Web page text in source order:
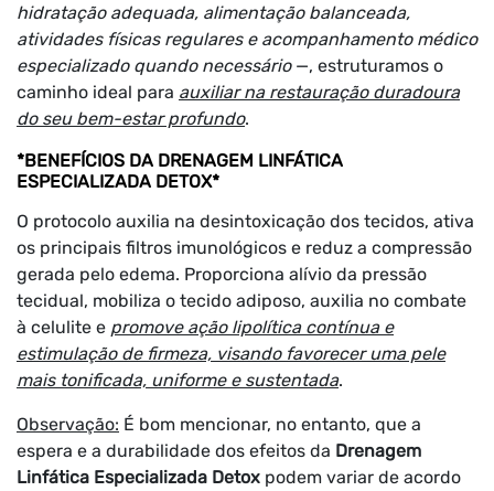
hidratação adequada, alimentação balanceada,
atividades físicas regulares e acompanhamento médico
especializado quando necessário—, estruturamos o
caminho ideal para auxiliar na restauração duradoura
do seu bem-estar profundo.
*BENEFÍCIOS DA DRENAGEM LINFÁTICA
ESPECIALIZADA DETOX*
O protocolo auxilia na desintoxicação dos tecidos, ativa
os principais filtros imunológicos e reduz a compressão
gerada pelo edema. Proporciona alívio da pressão
tecidual, mobiliza o tecido adiposo, auxilia no combate
à celulite e promove ação lipolítica contínua e
estimulação de firmeza, visando favorecer uma pele
mais tonificada, uniforme e sustentada.
Observação: É bom mencionar, no entanto, que a
espera e a durabilidade dos efeitos da Drenagem
Linfática Especializada Detox podem variar de acordo